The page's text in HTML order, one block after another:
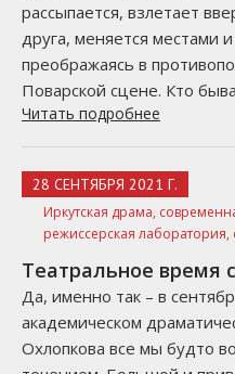
рассыпается, взлетает
друга, меняется местами
преображаясь в
Поварской сцене. Кто
Читать подробнее
28 СЕНТЯБРЯ 2021 Г.
Иркутская драма,
режиссерская лаборатория,
Театральное время
Да, именно так – в
академическом
Охлопкова все мы будто